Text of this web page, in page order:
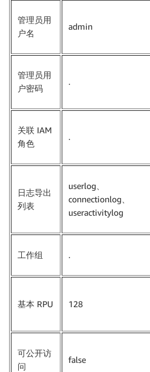
管理员用
户名
admin
管理员用
户密码
.
关联 IAM
角色
.
日志导出
列表
userlog、
connectionlog、
useractivitylog
工作组 .
基本 RPU 128
可公开访
问
false